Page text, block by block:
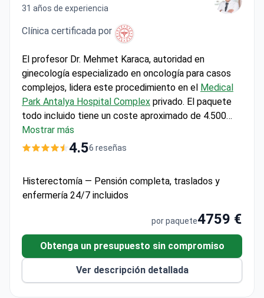
31 años de experiencia
Clínica certificada por
El profesor Dr. Mehmet Karaca, autoridad en
ginecología especializado en oncología para casos
complejos, lidera este procedimiento en el Medical
Park Antalya Hospital Complex privado. El paquete
todo incluido tiene un coste aproximado de 4.500
dólares e incluye la cirugía, una estancia de 2 noches
en hospital privado con pensión completa y todas las
al aeropuerto, lo que refleja el enfoque de la clínica
en una atención integral para pacientes
Mostrar más
4.56 reseñas
Histerectomía — Pensión completa, traslados y
enfermería 24/7 incluidos
por paquete4759 €
Obtenga un presupuesto sin compromiso
Ver descripción detallada